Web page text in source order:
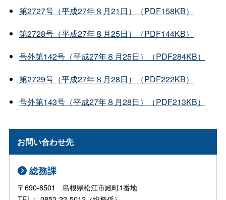
第2727号（平成27年８月21日）（PDF158KB）
第2728号（平成27年８月25日）（PDF144KB）
号外第142号（平成27年８月25日）（PDF284KB）
第2729号（平成27年８月28日）（PDF222KB）
号外第143号（平成27年８月28日）（PDF213KB）
お問い合わせ先
総務課
〒690-8501 島根県松江市殿町1番地